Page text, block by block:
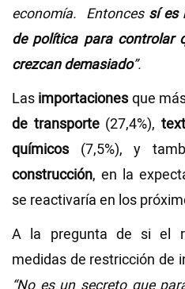
economía. Entonces sí es
de política para controlar
crezcan demasiado”.
Las importaciones que
de transporte(27,4%),
químicos (7,5%), y
construcción, en la
se reactivaría en los
A la pregunta de si el
medidas de restricción de